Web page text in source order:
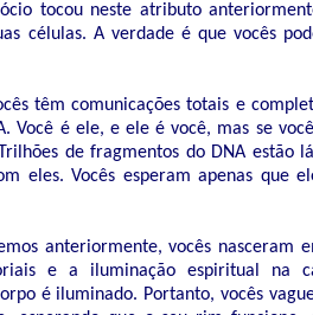
tocou neste atributo
células. A verdade é que vocês
têm comunicações totais e
Você é ele, e ele é você, mas se
de fragmentos do DNA estão
eles. Vocês esperam apenas que
anteriormente, vocês
e a iluminação espiritual na
é iluminado. Portanto, vocês